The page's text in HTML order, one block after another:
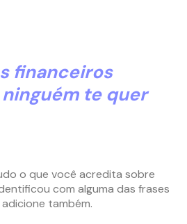
financeiros
te quer
o que você acredita sobre
com alguma das frases
também.